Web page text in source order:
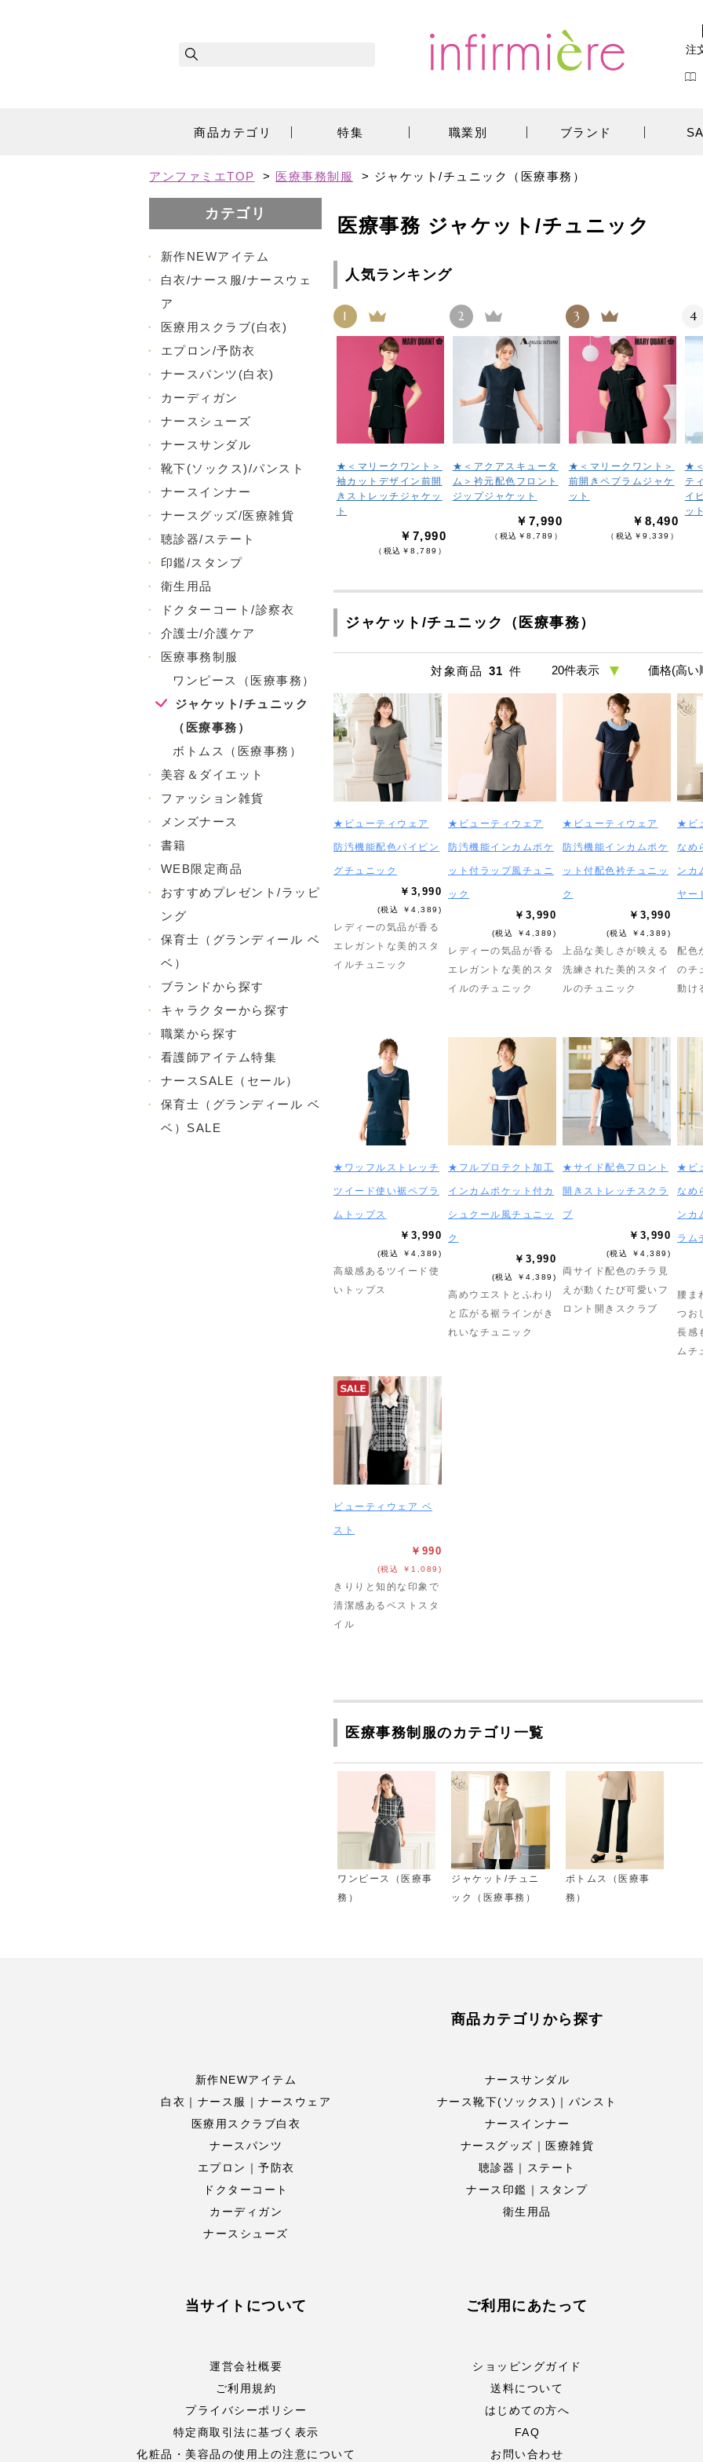
注
商品カテゴリ 特集 職業別 ブランド
アンファミエTOP > 医療事務制服 > ジャケット/チュニック（医療事務）
カテゴリ
・
新作NEWアイテム
・
白衣/ナース服/ナースウェ
ア
・
医療用スクラブ(白衣)
・
エプロン/予防衣
・
ナースパンツ(白衣)
・
カーディガン
・
ナースシューズ
・
ナースサンダル
・
靴下(ソックス)/パンスト
・
ナースインナー
・
ナースグッズ/医療雑貨
・
聴診器/ステート
・
印鑑/スタンプ
・
衛生用品
・
ドクターコート/診察衣
・
介護士/介護ケア
・
医療事務制服
ワンピース（医療事務）
ジャケット/チュニック
（医療事務）
ボトムス（医療事務）
・
美容＆ダイエット
・
ファッション雑貨
・
メンズナース
・
書籍
・
WEB限定商品
・
おすすめプレゼント/ラッピ
ング
・
保育士（グランディール ベ
ベ）
・
ブランドから探す
・
キャラクターから探す
・
職業から探す
・
看護師アイテム特集
・
ナースSALE（セール）
・
保育士（グランディール ベ
ベ）SALE
医療事務 ジャケット/チュニック
人気ランキング
1
★＜マリークワント＞
袖カットデザイン前開
きストレッチジャケッ
ト
￥7,990
（税込￥8,789）
2
★＜アクアスキュータ
ム＞衿元配色フロント
ジップジャケット
￥7,990
（税込￥8,789）
3
★＜マリークワント＞
前開きペプラムジャケ
ット
￥8,490
（税込￥9,339）
4
★
テ
イ
ット
ジャケット/チュニック（医療事務）
対象商品 31 件
★ビューティウェア
防汚機能配色パイピン
グチュニック
￥3,990
(税込 ￥4,389)
レディーの気品が香る
エレガントな美的スタ
イルチュニック
★ビューティウェア
防汚機能インカムポケ
ット付ラップ風チュニ
ック
￥3,990
(税込 ￥4,389)
レディーの気品が香る
エレガントな美的スタ
イルのチュニック
★ビューティウェア
防汚機能インカムポケ
ット付配色衿チュニッ
ク
￥3,990
(税込 ￥4,389)
上品な美しさが映える
洗練された美的スタイ
ルのチュニック
★ビ
なめ
ンカ
ヤー
配色
のチ
動け
★ワッフルストレッチ
ツイード使い裾ペプラ
ムトップス
￥3,990
(税込 ￥4,389)
高級感あるツイード使
いトップス
★フルプロテクト加工
インカムポケット付カ
シュクール風チュニッ
ク
￥3,990
(税込 ￥4,389)
高めウエストとふわり
と広がる裾ラインがき
れいなチュニック
★サイド配色フロント
開きストレッチスクラ
ブ
￥3,990
(税込 ￥4,389)
両サイド配色のチラ見
えが動くたび可愛いフ
ロント開きスクラブ
★ビ
なめ
ンカ
ラム
腰ま
つお
長感
ムチ
ビューティウェア ベ
スト
￥990
(税込 ￥1,089)
きりりと知的な印象で
清潔感あるベストスタ
イル
医療事務制服のカテゴリ一覧
ワンピース（医療事
務）
ジャケット/チュニ
ック（医療事務）
ボトムス（医療事
務）
商品カテゴリから探す
新作NEWアイテム
白衣｜ナース服｜ナースウェア
医療用スクラブ白衣
ナースパンツ
エプロン｜予防衣
ドクターコート
カーディガン
ナースシューズ
ナースサンダル
ナース靴下(ソックス)｜パンスト
ナースインナー
ナースグッズ｜医療雑貨
聴診器｜ステート
ナース印鑑｜スタンプ
衛生用品
当サイトについて
運営会社概要
ご利用規約
プライバシーポリシー
特定商取引法に基づく表示
化粧品・美容品の使用上の注意について
ご利用にあたって
ショッピングガイド
送料について
はじめての方へ
FAQ
お問い合わせ